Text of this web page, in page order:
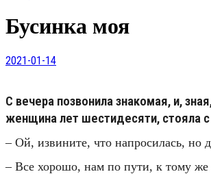
Бусинка моя
2021-01-14
С вечера позвонила знакомая, и,
женщина лет шестидесяти, стояла
– Ой, извините, что напросилась, но
– Все хорошо, нам по пути, к тому же